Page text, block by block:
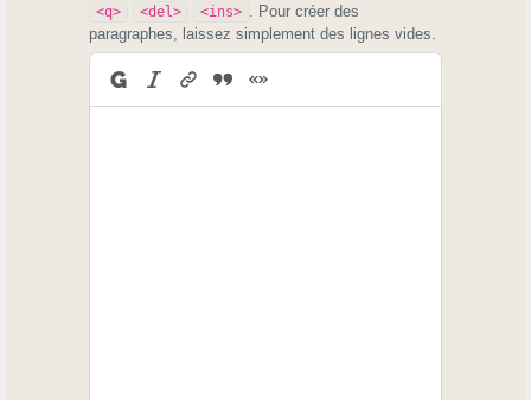
<q> <del> <ins>
. Pour créer des
paragraphes, laissez simplement des lignes vides.